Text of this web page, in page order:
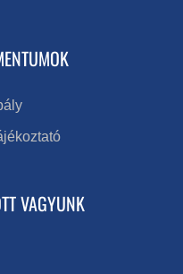
VAGYUNK